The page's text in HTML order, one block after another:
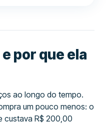
por que ela
ao longo do tempo.
um pouco menos: o
custava R$ 200,00